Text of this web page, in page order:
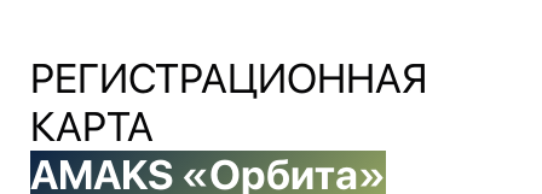
РЕГИСТРАЦИОННАЯ
КАРТА
AMAKS «Орбита»